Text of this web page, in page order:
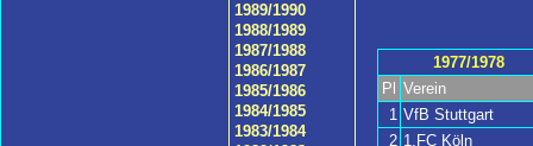
1977/1978
Pl
Verein
1 VfB Stuttgart
2 1.FC Köln
1989/1990
1988/1989
1987/1988
1986/1987
1985/1986
1984/1985
1983/1984